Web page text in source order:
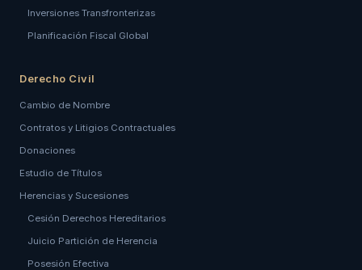
Inversiones Transfronterizas
Planificación Fiscal Global
Derecho Civil
Cambio de Nombre
Contratos y Litigios Contractuales
Donaciones
Estudio de Títulos
Herencias y Sucesiones
Cesión Derechos Hereditarios
Juicio Partición de Herencia
Posesión Efectiva